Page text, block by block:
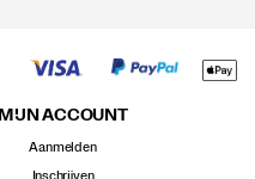
MIJN ACCOUNT
Aanmelden